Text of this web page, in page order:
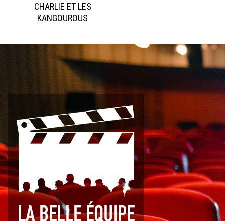
CHARLIE ET LES
KANGOUROUS